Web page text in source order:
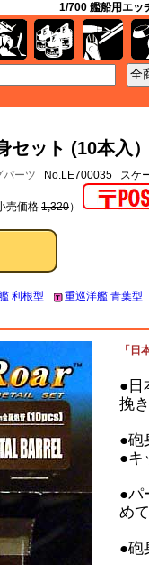
1/700 艦船用エッ
セット (10本入
パーツ No.LE700035 スケ
売価格 1,320）
利根型 重巡洋艦 青葉型
「
●日
挽
●砲
●キ
●パ
め
●砲
ラクターガンダム 塗料 工具